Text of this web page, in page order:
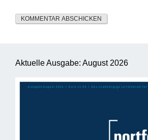
Aktuelle Ausgabe: August 2026